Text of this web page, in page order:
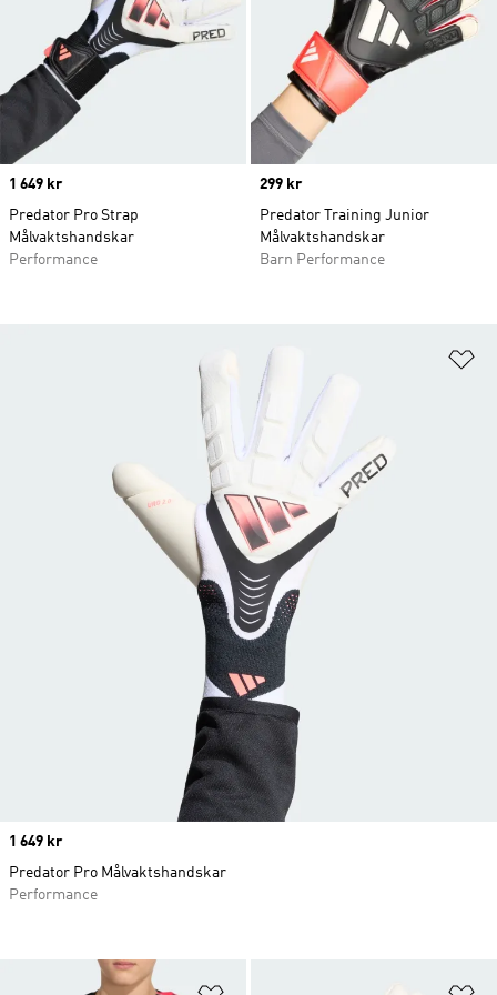
Price
1 649 kr
Predator Pro Strap
Målvaktshandskar
Performance
Price
299 kr
Predator Training Junior
Målvaktshandskar
Barn Performance
Price
1 649 kr
Predator Pro Målvaktshandskar
Performance